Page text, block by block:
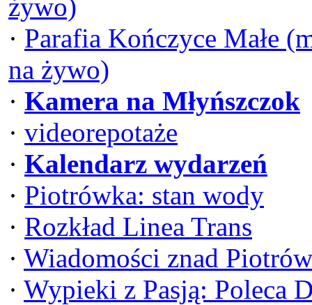
żywo)
· Parafia Kończyce Małe
na żywo)
· Kamera na Młyńszczok
· videorepotaże
· Kalendarz wydarzeń
· Piotrówka: stan wody
· Rozkład Linea Trans
· Wiadomości znad
· Wypieki z Pasją: Poleca